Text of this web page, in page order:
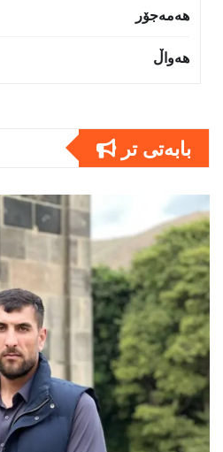
هەمەجۆر
هەواڵ
بابەتى تر